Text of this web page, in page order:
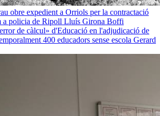
obre expedient a Orriols per la contractació
a policia de Ripoll Lluís Girona Boffi
de càlcul» d'Educació en l'adjudicació de
400 educadors sense escola Gerard